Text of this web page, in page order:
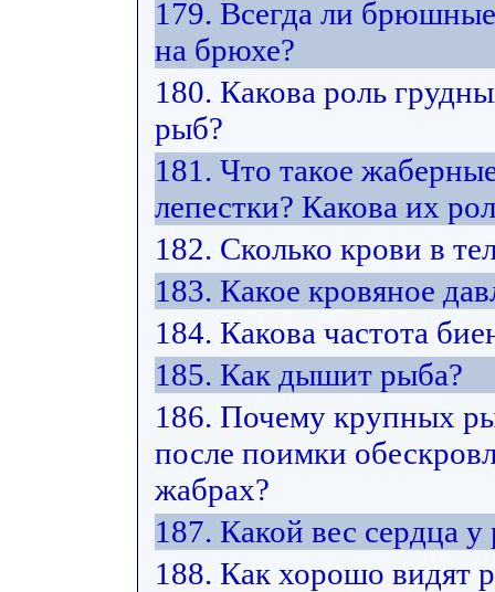
179. Всегда ли
на брюхе?
180. Какова роль
рыб?
181. Что такое
лепестки? Какова их
182. Сколько крови в
183. Какое кровяное
184. Какова частота
185. Как дышит рыба?
186. Почему крупных
после поимки
жабрах?
187. Какой вес сердца у
188. Как хорошо видят